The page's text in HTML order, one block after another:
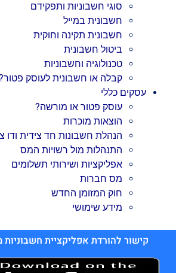
סוגי חשבוניות ותפקידם
חשבונית במייל
חשבונית תקינה וחוקית
ביטול חשבונית
טכנולוגיה וחשבוניות
קבלה או חשבונית לעוסק
עסקים כללי
עוסק פטור או מורשה?
הוצאות מוכרות
הנהלת חשבונות חד צידית ודו
התנהלות מול רשויות המס
אפליקציות ושירותי תשלומים
מס חברות
חוק המזומן החדש
מידע שימושי
קישור להורדת אפליקציית חשבוניות